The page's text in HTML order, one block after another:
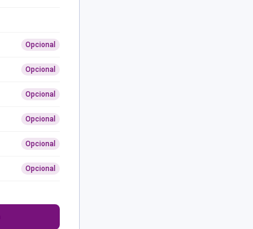
Opcional
Opcional
Opcional
Opcional
Opcional
Opcional